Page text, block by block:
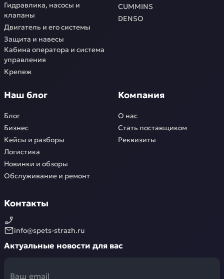
Гидравлика, насосы и
клапаны
Двигатель и его системы
Защита и навесы
Кабина оператора и система
управления
Крепеж
CUMMINS
DENSO
Наш блог
Блог
Бизнес
Кейсы и разборы
Логистика
Новинки и обзоры
Обслуживание и ремонт
Компания
О нас
Стать поставщиком
Реквизиты
Контакты
info@spets-strazh.ru
Актуальные новости для вас